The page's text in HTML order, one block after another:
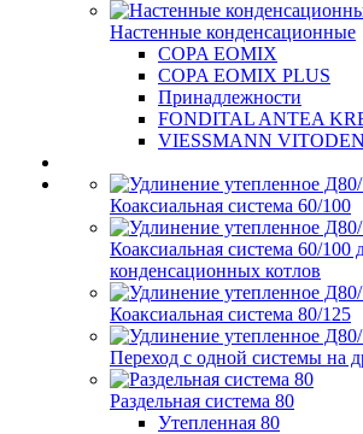
Настенные конденсационные
COPA EOMIX
COPA EOMIX PLUS
Принадлежности
FONDITAL ANTEA
VIESSMANN
Коаксиальная система 60/100
Коаксиальная система 60/100
конденсационных котлов
Коаксиальная система 80/125
Переход с одной системы на
Раздельная система 80
Утепленная 80